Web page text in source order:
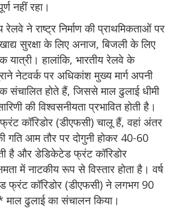
नहीं रहा।
रेलवे ने राष्ट्र निर्माण की प्राथमिकताओं पर
सुरक्षा के लिए अनाज, बिजली के लिए
यात्री। हालांकि, भारतीय रेलवे के
नेटवर्क पर अधिकांश मुख्य मार्ग अपनी
संचालित होते हैं, जिससे माल ढुलाई धीमी
की विश्वसनीयता प्रभावित होती है।
कॉरिडोर (डीएफसी) चालू हैं, वहां अंतर
गति आम तौर पर दोगुनी होकर 40-60
है और डेडिकेटेड फ्रंट कॉरिडोर
में नाटकीय रूप से विस्तार होता है। वर्ष
कॉरिडोर (डीएफसी) ने लगभग 90
माल ढुलाई का संचालन किया।